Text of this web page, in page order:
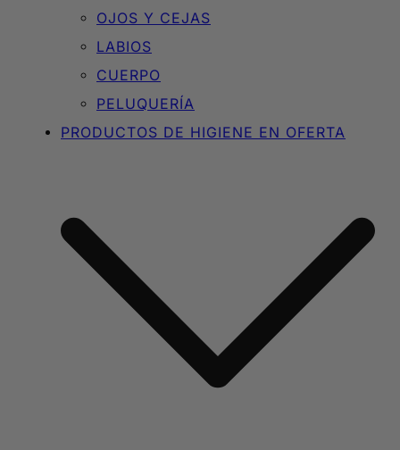
OJOS Y CEJAS
LABIOS
CUERPO
PELUQUERÍA
PRODUCTOS DE HIGIENE EN OFERTA